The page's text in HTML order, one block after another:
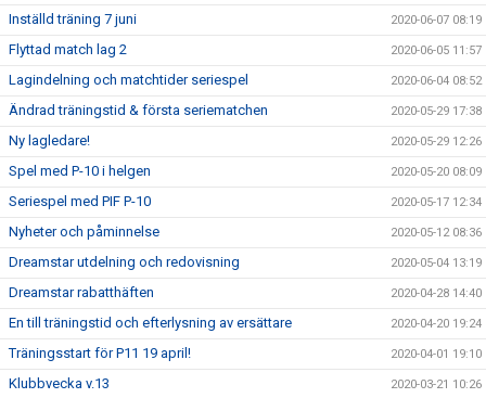
Inställd träning 7 juni 2020-06-07 08:19
Flyttad match lag 2 2020-06-05 11:57
Lagindelning och matchtider seriespel 2020-06-04 08:52
Ändrad träningstid & första seriematchen 2020-05-29 17:38
Ny lagledare! 2020-05-29 12:26
Spel med P-10 i helgen 2020-05-20 08:09
Seriespel med PIF P-10 2020-05-17 12:34
Nyheter och påminnelse 2020-05-12 08:36
Dreamstar utdelning och redovisning 2020-05-04 13:19
Dreamstar rabatthäften 2020-04-28 14:40
En till träningstid och efterlysning av ersättare 2020-04-20 19:24
Träningsstart för P11 19 april! 2020-04-01 19:10
Klubbvecka v.13 2020-03-21 10:26